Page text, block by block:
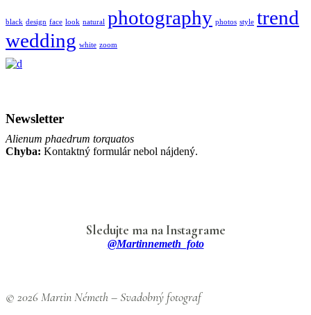
black design face look natural photography photos style trend
wedding white zoom
Newsletter
Alienum phaedrum torquatos
Chyba: Kontaktný formulár nebol nájdený.
Sledujte ma na Instagrame
@martinnemeth_foto
© 2026 Martin Németh – Svadobný fotograf